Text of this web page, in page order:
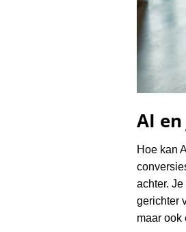
AI
Hoe kan
achter.
gerichter
maar ook